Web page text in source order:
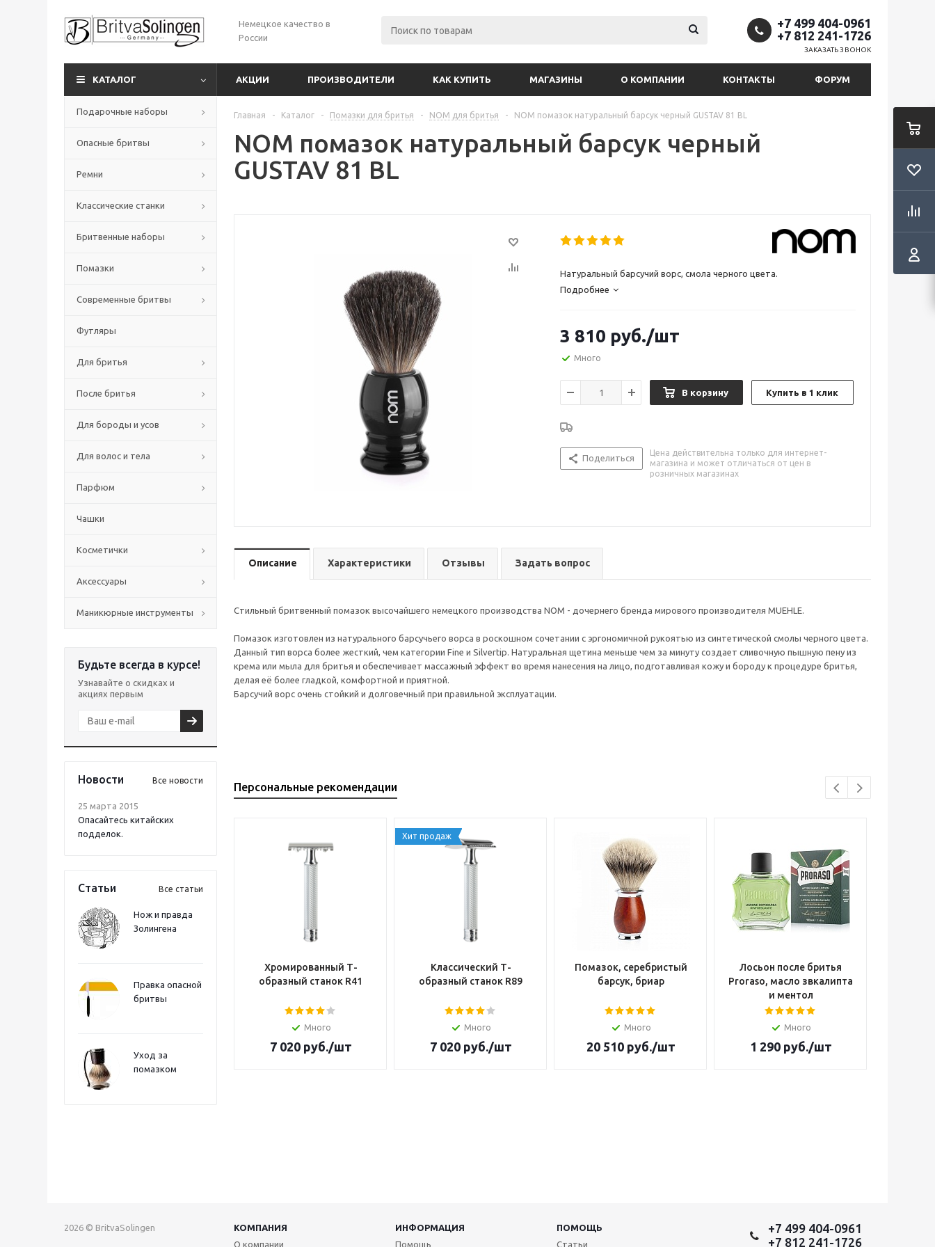
Немецкое качество в
России
+7 499 404-0961
+7 812 241-1726
ЗАКАЗАТЬ ЗВОНОК
КАТАЛОГ АКЦИИ ПРОИЗВОДИТЕЛИ КАК КУПИТЬ МАГАЗИНЫ О КОМПАНИИ КОНТАКТЫ ФОРУМ
Подарочные наборы
Опасные бритвы
Ремни
Классические станки
Бритвенные наборы
Помазки
Современные бритвы
Футляры
Для бритья
После бритья
Для бороды и усов
Для волос и тела
Парфюм
Чашки
Косметички
Аксессуары
Маникюрные инструменты
Будьте всегда в курсе!
Узнавайте о скидках и
акциях первым
Новости Все новости
25 марта 2015
Опасайтесь китайских
подделок.
Статьи Все статьи
Нож и правда
Золингена
Правка опасной
бритвы
Уход за
помазком
Главная - Каталог - Помазки для бритья - NOM для бритья - NOM помазок натуральный барсук черный GUSTAV 81 BL
NOM помазок натуральный барсук черный
GUSTAV 81 BL
Натуральный барсучий ворс, смола черного цвета.
Подробнее
3 810 руб./шт
Много
В корзину Купить в 1 клик
Поделиться
Цена действительна только для интернет-
магазина и может отличаться от цен в
розничных магазинах
Описание Характеристики Отзывы Задать вопрос
Стильный бритвенный помазок высочайшего немецкого производства NOM - дочернего бренда мирового производителя MUEHLE.
Помазок изготовлен из натурального барсучьего ворса в роскошном сочетании с эргономичной рукоятью из синтетической смолы черного цвета.
Данный тип ворса более жесткий, чем категории Fine и Silvertip. Натуральная щетина меньше чем за минуту создает сливочную пышную пену из
крема или мыла для бритья и обеспечивает массажный эффект во время нанесения на лицо, подготавливая кожу и бороду к процедуре бритья,
делая её более гладкой, комфортной и приятной.
Барсучий ворс очень стойкий и долговечный при правильной эксплуатации.
Персональные рекомендации
Хромированный Т-
образный станок R41
Много
7 020руб./шт
Хит продаж
Классический Т-
образный станок R89
Много
7 020руб./шт
Помазок, серебристый
барсук, бриар
Много
20 510руб./шт
Лосьон после бритья
Proraso, масло звкалипта
и ментол
Много
1 290руб./шт
2026 © BritvaSolingen КОМПАНИЯ ИНФОРМАЦИЯ
ПОМОЩЬ
О компании
Помощь Статьи
+7 499 404-0961
+7 812 241-1726